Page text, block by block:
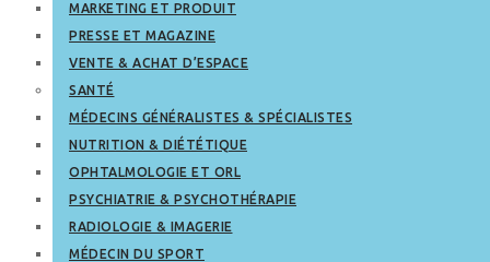
MARKETING ET PRODUIT
PRESSE ET MAGAZINE
VENTE & ACHAT D’ESPACE
SANTÉ
MÉDECINS GÉNÉRALISTES & SPÉCIALISTES
NUTRITION & DIÉTÉTIQUE
OPHTALMOLOGIE ET ORL
PSYCHIATRIE & PSYCHOTHÉRAPIE
RADIOLOGIE & IMAGERIE
MÉDECIN DU SPORT